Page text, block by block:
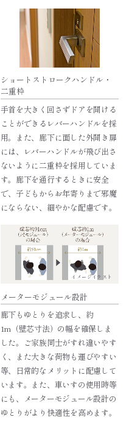
ショートストロークハンドル・
二重枠
手首を大きく回さずドアを開ける
ことができるレバーハンドルを採
用。また、廊下に面した外開き扉
には、レバーハンドルが飛び出さ
ないように二重枠を採用していま
す。廊下を通行するときに安全
で、子どもからお年寄りまで邪魔
にならない、細やかな配慮です。
イメージイラスト
メーターモジュール設計
廊下もゆとりを追求し、約
1m（壁芯寸法）の幅を確保しま
した。ご家族同士がすれ違いやす
く、また大きな荷物も運びやすい
等、日常的なメリットに配慮して
います。また、車いすの使用時等
にも、メーターモジュール設計の
ゆとりがより快適性を高めます。